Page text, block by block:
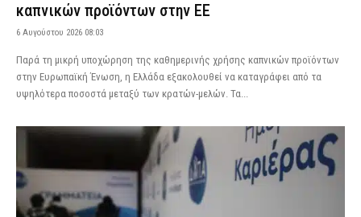
καπνικών προϊόντων στην ΕΕ
6 Αυγούστου 2026 08:03
Παρά τη μικρή υποχώρηση της καθημερινής χρήσης καπνικών προϊόντων
στην Ευρωπαϊκή Ένωση, η Ελλάδα εξακολουθεί να καταγράφει από τα
υψηλότερα ποσοστά μεταξύ των κρατών-μελών. Τα...